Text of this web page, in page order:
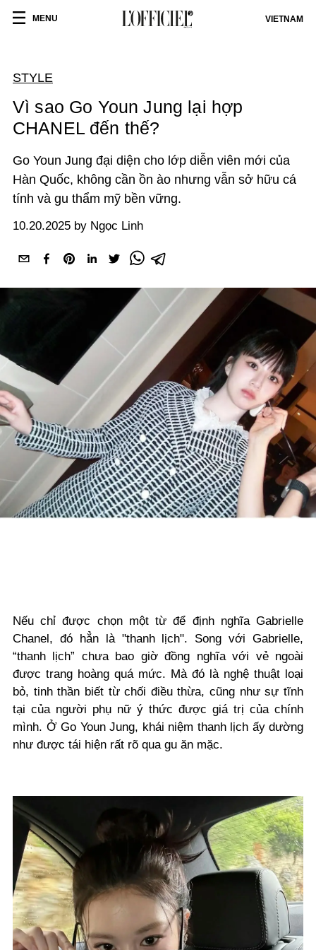
MENU VIETNAM
STYLE
Vì sao Go Youn Jung lại hợp
CHANEL đến thế?
Go Youn Jung đại diện cho lớp diễn viên mới của
Hàn Quốc, không cần ồn ào nhưng vẫn sở hữu cá
tính và gu thẩm mỹ bền vững.
10.20.2025 by Ngọc Linh
Nếu chỉ được chọn một từ để định nghĩa Gabrielle
Chanel, đó hẳn là "thanh lịch". Song với Gabrielle,
“thanh lịch” chưa bao giờ đồng nghĩa với vẻ ngoài
được trang hoàng quá mức. Mà đó là nghệ thuật loại
bỏ, tinh thần biết từ chối điều thừa, cũng như sự tĩnh
tại của người phụ nữ ý thức được giá trị của chính
mình. Ở Go Youn Jung, khái niệm thanh lịch ấy dường
như được tái hiện rất rõ qua gu ăn mặc.